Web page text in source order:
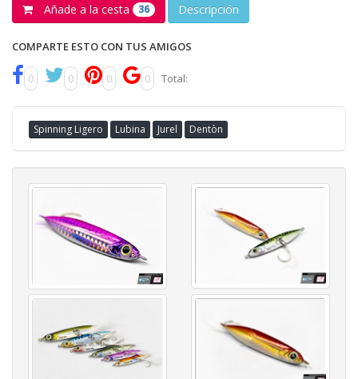
Añade a la cesta 36 Descripción
COMPARTE ESTO CON TUS AMIGOS
0 0 0 0 Total:
Spinning Ligero Lubina Jurel Dentòn